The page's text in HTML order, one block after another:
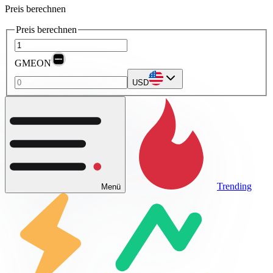
Preis berechnen
Preis berechnen
GMEON
USD
Menü Trending